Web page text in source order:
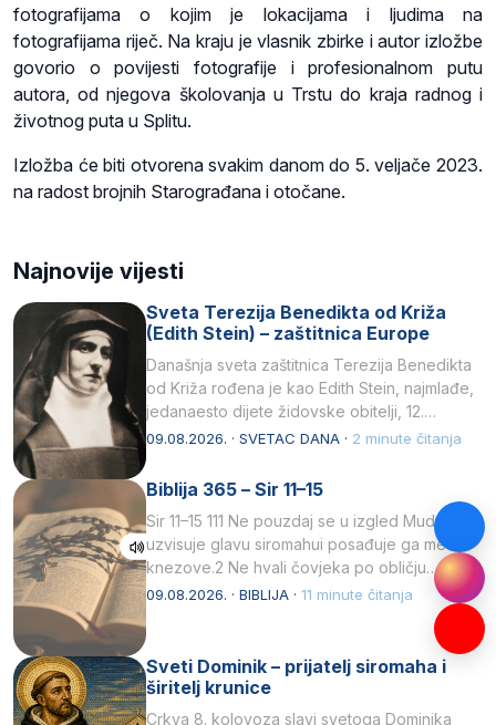
fotografijama o kojim je lokacijama i ljudima na
fotografijama riječ. Na kraju je vlasnik zbirke i autor izložbe
govorio o povijesti fotografije i profesionalnom putu
autora, od njegova školovanja u Trstu do kraja radnog i
životnog puta u Splitu.
Izložba će biti otvorena svakim danom do 5. veljače 2023.
na radost brojnih Starograđana i otočane.
Najnovije vijesti
Sveta Terezija Benedikta od Križa
(Edith Stein) – zaštitnica Europe
Današnja sveta zaštitnica Terezija Benedikta
od Križa rođena je kao Edith Stein, najmlađe,
jedanaesto dijete židovske obitelji, 12.
listopada 1891, u Wrocławu…
09.08.2026. · SVETAC DANA · 2 minute čitanja
Biblija 365 – Sir 11–15
Sir 11–15 111 Ne pouzdaj se u izgled Mudrost
uzvisuje glavu siromahui posađuje ga među
knezove.2 Ne hvali čovjeka po obličju
njegovui…
09.08.2026. · BIBLIJA · 11 minute čitanja
Sveti Dominik – prijatelj siromaha i
širitelj krunice
Crkva 8. kolovoza slavi svetoga Dominika